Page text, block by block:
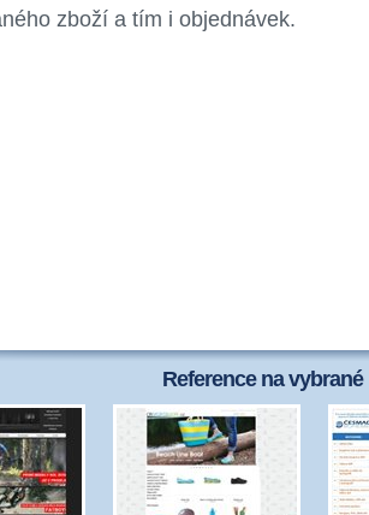
zboží a tím i objednávek.
Reference na